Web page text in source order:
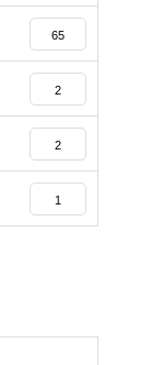
65
2
2
1